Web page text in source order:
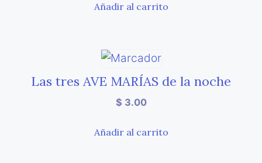
Añadir al carrito
Las tres AVE MARÍAS de la noche
$ 3.00
Añadir al carrito